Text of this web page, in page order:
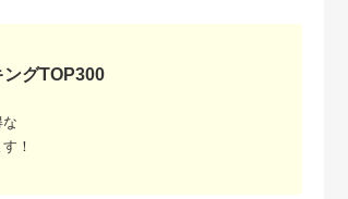
のふるさと
市
グTOP300
！